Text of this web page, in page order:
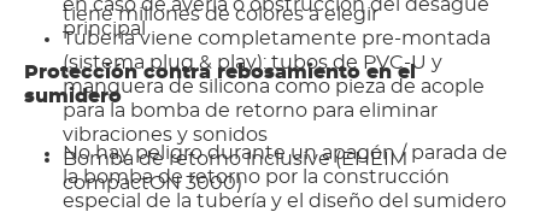
tiene millones de colores a elegir
Tubería viene completamente pre-montada
(sistema plug & play): tubos de PVC-U y
manguera de silicona como pieza de acople
para la bomba de retorno para eliminar
vibraciones y sonidos
Bomba de retorno inclusive (EHEIM
compactON 3000)
en caso de avería o obstrucción del desagüe
principal
Protección contra rebosamiento en el
sumidero
No hay peligro durante un apagón / parada de
la bomba de retorno por la construcción
especial de la tubería y el diseño del sumidero